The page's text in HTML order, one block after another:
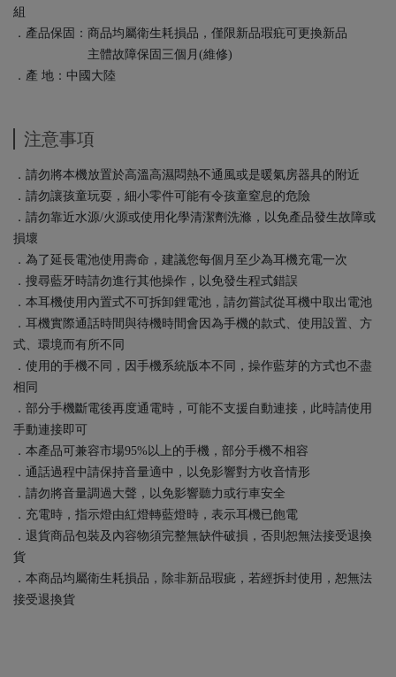
組
．產品保固：商品均屬衛生耗損品，僅限新品瑕疪可更換新品
主體故障保固三個月(維修)
．產 地：中國大陸
注意事項
．請勿將本機放置於高溫高濕悶熱不通風或是暖氣房器具的附近
．請勿讓孩童玩耍，細小零件可能有令孩童窒息的危險
．請勿靠近水源/火源或使用化學清潔劑洗滌，以免產品發生故障或
損壞
．為了延長電池使用壽命，建議您每個月至少為耳機充電一次
．搜尋藍牙時請勿進行其他操作，以免發生程式錯誤
．本耳機使用內置式不可拆卸鋰電池，請勿嘗試從耳機中取出電池
．耳機實際通話時間與待機時間會因為手機的款式、使用設置、方
式、環境而有所不同
．使用的手機不同，因手機系統版本不同，操作藍芽的方式也不盡
相同
．部分手機斷電後再度通電時，可能不支援自動連接，此時請使用
手動連接即可
．本產品可兼容市場95%以上的手機，部分手機不相容
．通話過程中請保持音量適中，以免影響對方收音情形
．請勿將音量調過大聲，以免影響聽力或行車安全
．充電時，指示燈由紅燈轉藍燈時，表示耳機已飽電
．退貨商品包裝及內容物須完整無缺件破損，否則恕無法接受退換
貨
．本商品均屬衛生耗損品，除非新品瑕疵，若經拆封使用，恕無法
接受退換貨